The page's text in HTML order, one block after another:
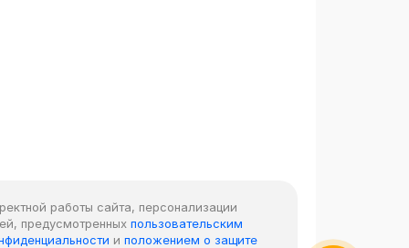
работы сайта, персонализации
предусмотренных пользовательским
и положением о защите